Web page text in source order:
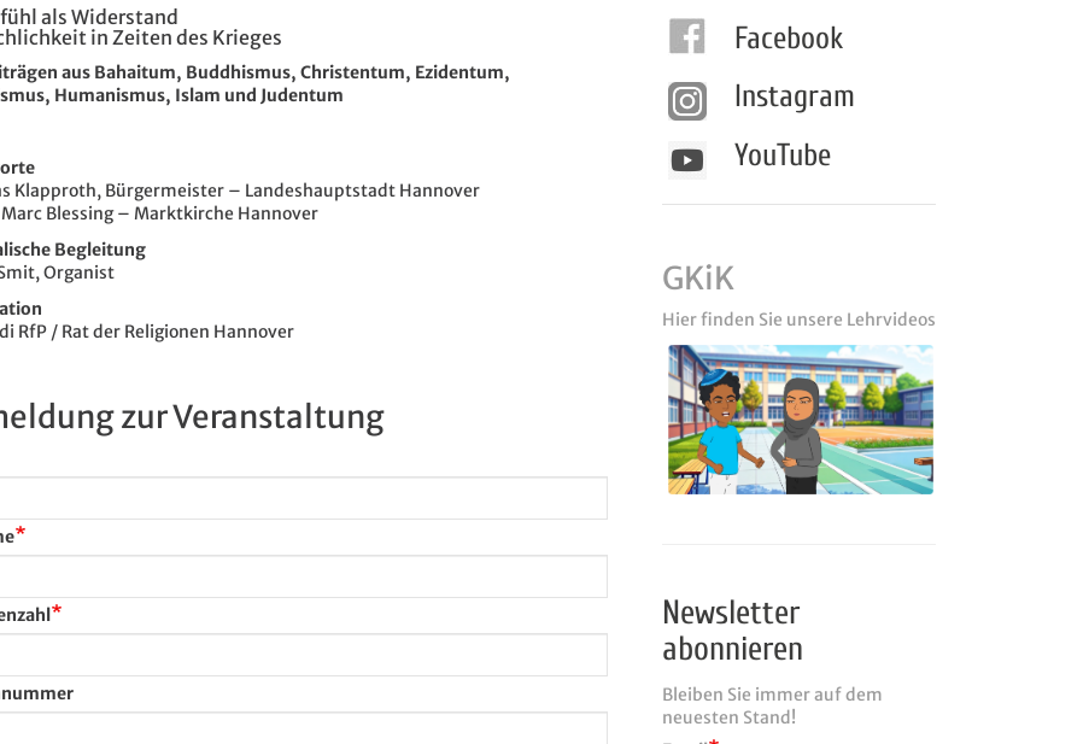
als Widerstand
in Zeiten des Krieges
aus Bahaitum, Buddhismus, Christentum, Ezidentum,
Humanismus, Islam und Judentum
Klapproth, Bürgermeister – Landeshauptstadt Hannover
Blessing – Marktkirche Hannover
Begleitung
Organist
RfP / Rat der Religionen Hannover
zur Veranstaltung
Facebook
Instagram
YouTube
GKiK
Hier finden Sie unsere Lehrvideos
Newsletter
abonnieren
Bleiben Sie immer auf dem
neuesten Stand!